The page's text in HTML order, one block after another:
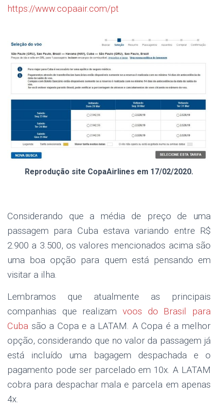
https://www.copaair.com/pt
Reprodução site CopaAirlines em 17/02/2020.
Considerando que a média de preço de uma
passagem para Cuba estava variando entre R$
2.900 a 3.500, os valores mencionados acima são
uma boa opção para quem está pensando em
visitar a ilha.
Lembramos que atualmente as principais
companhias que realizam voos do Brasil para
Cuba são a Copa e a LATAM. A Copa é a melhor
opção, considerando que no valor da passagem já
está incluído uma bagagem despachada e o
pagamento pode ser parcelado em 10x. A LATAM
cobra para despachar mala e parcela em apenas
4x.